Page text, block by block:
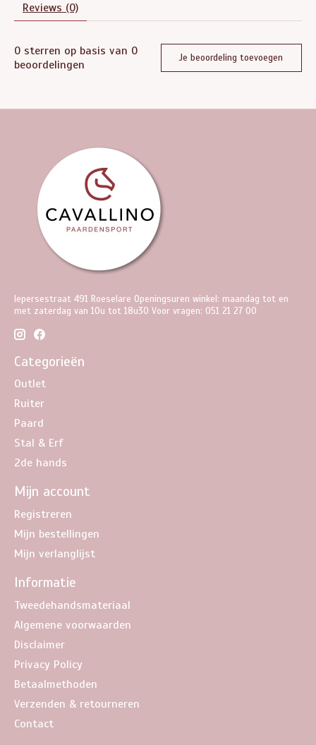
Reviews (0)
0 sterren op basis van 0
beoordelingen
Je beoordeling toevoegen
Iepersestraat 491 Roeselare Openingsuren winkel: maandag tot en
met zaterdag van 10u tot 18u30 Voor vragen: 051 21 27 00
Categorieën
Outlet
Ruiter
Paard
Stal & Erf
2de hands
Mijn account
Registreren
Mijn bestellingen
Mijn verlanglijst
Informatie
Tweedehandsmateriaal
Algemene voorwaarden
Disclaimer
Privacy Policy
Betaalmethoden
Verzenden & retourneren
Contact